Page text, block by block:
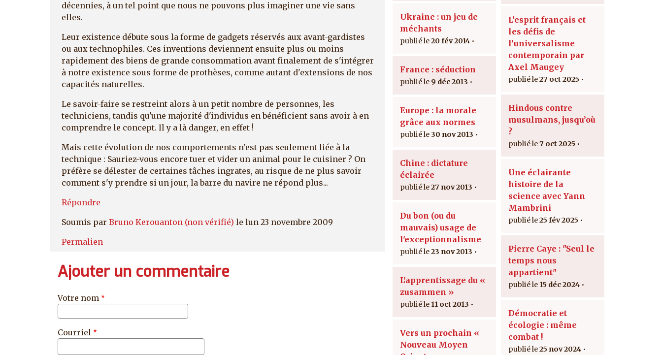
décennies, à un tel point que nous ne pouvons plus imaginer une vie sans
elles.
Leur existence débute sous la forme de gadgets réservés aux avant-gardistes
ou aux technophiles. Ces inventions deviennent ensuite plus ou moins
rapidement des biens de grande consommation avant finalement de s'intégrer
à notre existence sous forme de prothèses, comme autant d'extensions de nos
capacités naturelles.
Le savoir-faire se restreint alors à un petit nombre de personnes, les
techniciens, tandis qu'une majorité d'individus en bénéficient sans avoir à en
comprendre le concept. Il y a là danger, en effet !
Mais cette évolution de nos comportements n'est pas seulement liée à la
technique : Sauriez-vous encore tuer et vider un animal pour le cuisiner ? On
préfère se délester de certaines tâches ingrates, au risque de ne plus savoir
comment s'y prendre si un jour, la barre du navire ne répond plus...
Répondre
Soumis par Bruno Kerouanton (non vérifié) le lun 23 novembre 2009
Permalien
Ajouter un commentaire
Votre nom
Courriel
Ukraine : un jeu de
méchants
20 fév 2014
France : séduction
9 déc 2013
Europe : la morale
grâce aux normes
30 nov 2013
Chine : dictature
éclairée
27 nov 2013
Du bon (ou du
mauvais) usage de
l'exceptionnalisme
23 nov 2013
L'apprentissage du «
zusammen »
11 oct 2013
Vers un prochain «
Nouveau Moyen
L’esprit français et
les défis de
l’universalisme
contemporain par
Axel Maugey
27 oct 2025
Hindous contre
musulmans, jusqu’où
?
7 oct 2025
Une éclairante
histoire de la
science avec Yann
Mambrini
25 fév 2025
Pierre Caye : "Seul le
temps nous
appartient"
15 déc 2024
Démocratie et
écologie : même
combat !
25 nov 2024